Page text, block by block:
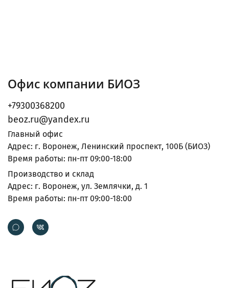
Офис компании БИОЗ
+79300368200
beoz.ru@yandex.ru
Главный офис
Адрес: г. Воронеж, Ленинский проспект, 100Б (БИОЗ)
Время работы: пн-пт 09:00-18:00
Производство и склад
Адрес: г. Воронеж, ул. Землячки, д. 1
Время работы: пн-пт 09:00-18:00